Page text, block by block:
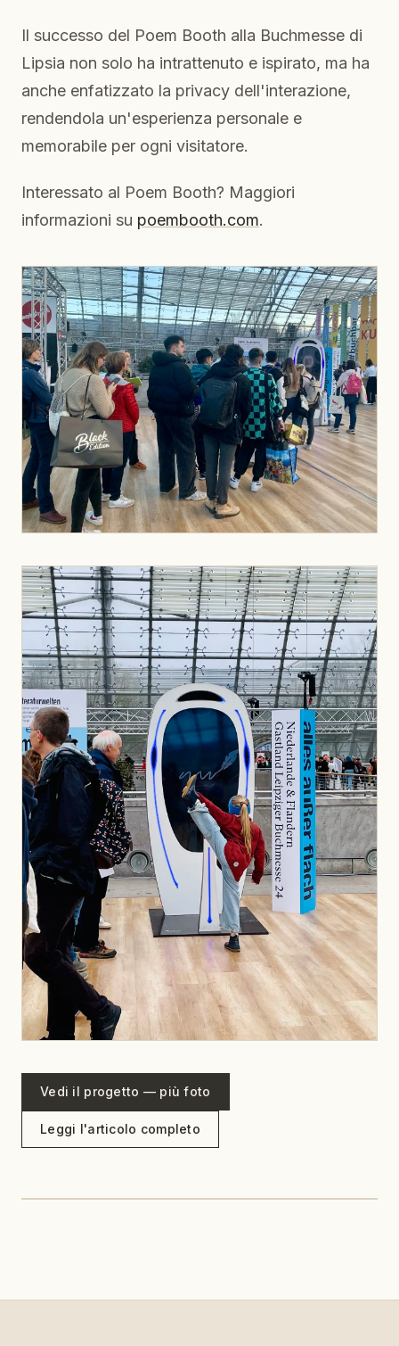
Il successo del Poem Booth alla Buchmesse di
Lipsia non solo ha intrattenuto e ispirato, ma ha
anche enfatizzato la privacy dell'interazione,
rendendola un'esperienza personale e
memorabile per ogni visitatore.
Interessato al Poem Booth? Maggiori
informazioni su poembooth.com.
Vedi il progetto — più foto
Leggi l'articolo completo